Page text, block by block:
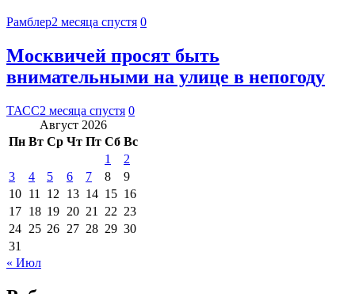
Рамблер2 месяца спустя 0
Москвичей просят быть
внимательными на улице в непогоду
ТАСС2 месяца спустя 0
Август 2026
Пн Вт Ср Чт Пт Сб Вс
1
2
3
4 5 6 7 8
9
10 11 12 13 14 15 16
17 18 19 20 21 22 23
24 25 26 27 28 29 30
31
« Июл